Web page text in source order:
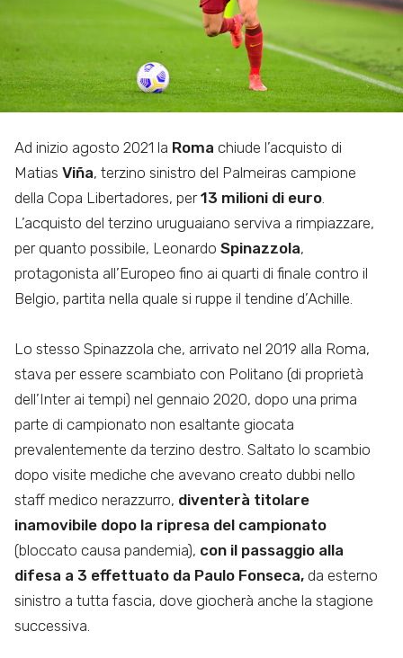
Ad inizio agosto 2021 la Roma chiude l’acquisto di
Matias Viña, terzino sinistro del Palmeiras campione
della Copa Libertadores, per13 milioni di euro.
L’acquisto del terzino uruguaiano serviva a rimpiazzare,
per quanto possibile, Leonardo Spinazzola,
protagonista all’Europeo fino ai quarti di finale contro il
Belgio, partita nella quale si ruppe il tendine d’Achille.
Lo stesso Spinazzola che, arrivato nel 2019 alla Roma,
stava per essere scambiato con Politano (di proprietà
dell’Inter ai tempi) nel gennaio 2020, dopo una prima
parte di campionato non esaltante giocata
prevalentemente da terzino destro. Saltato lo scambio
dopo visite mediche che avevano creato dubbi nello
staff medico nerazzurro, diventerà titolare
inamovibile dopo la ripresa del campionato
(bloccato causa pandemia), con il passaggio alla
difesa a 3 effettuato da Paulo Fonseca, da esterno
sinistro a tutta fascia, dove giocherà anche la stagione
successiva.